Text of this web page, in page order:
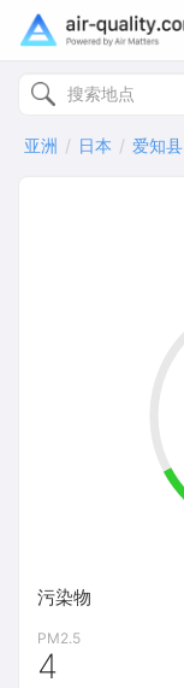
亚洲 日本 爱知县
污染物
PM2.5
4